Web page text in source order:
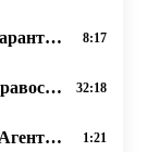
Что наробив из русинами карантин؟, 18.06.2020, прот Димитрий Сидор 8:17
Что обязан знать каждый православный о грехе Фанара и о преступлениях чиновников.Андрей Видишенко 32:18
Як боротися из русинами؟ Агенты-антирусины рҍшили возглавити наше движение! – Прот. Димитрій Сидор 1:21